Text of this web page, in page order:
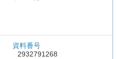
資料番号
2932791268